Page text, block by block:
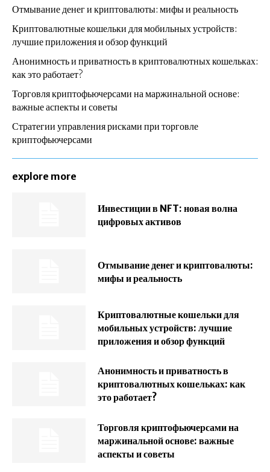
Отмывание денег и криптовалюты: мифы и реальность
Криптовалютные кошельки для мобильных устройств:
лучшие приложения и обзор функций
Анонимность и приватность в криптовалютных кошельках:
как это работает?
Торговля криптофьючерсами на маржинальной основе:
важные аспекты и советы
Стратегии управления рисками при торговле
криптофьючерсами
explore more
Инвестиции в NFT: новая волна
цифровых активов
Отмывание денег и криптовалюты:
мифы и реальность
Криптовалютные кошельки для
мобильных устройств: лучшие
приложения и обзор функций
Анонимность и приватность в
криптовалютных кошельках: как
это работает?
Торговля криптофьючерсами на
маржинальной основе: важные
аспекты и советы